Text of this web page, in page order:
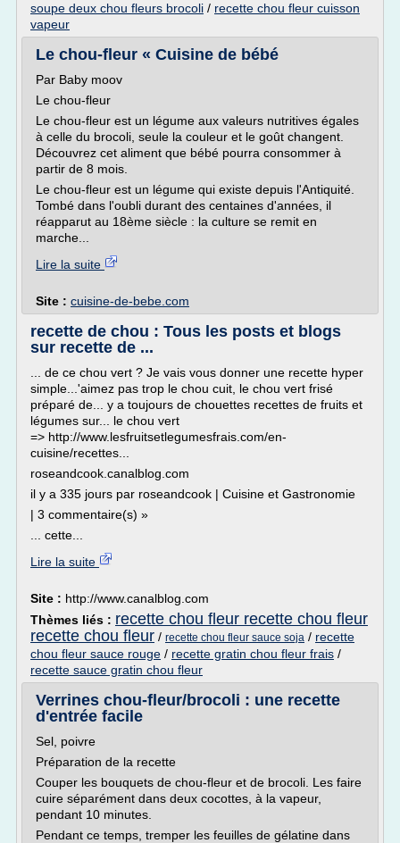
soupe deux chou fleurs brocoli / recette chou fleur cuisson
vapeur
Le chou-fleur « Cuisine de bébé
Par Baby moov
Le chou-fleur
Le chou-fleur est un légume aux valeurs nutritives égales
à celle du brocoli, seule la couleur et le goût changent.
Découvrez cet aliment que bébé pourra consommer à
partir de 8 mois.
Le chou-fleur est un légume qui existe depuis l'Antiquité.
Tombé dans l'oubli durant des centaines d'années, il
réapparut au 18ème siècle : la culture se remit en
marche...
Lire la suite
Site : cuisine-de-bebe.com
recette de chou : Tous les posts et blogs
sur recette de ...
... de ce chou vert ? Je vais vous donner une recette hyper
simple...'aimez pas trop le chou cuit, le chou vert frisé
préparé de... y a toujours de chouettes recettes de fruits et
légumes sur... le chou vert
=> http://www.lesfruitsetlegumesfrais.com/en-
cuisine/recettes...
roseandcook.canalblog.com
il y a 335 jours par roseandcook | Cuisine et Gastronomie
| 3 commentaire(s) »
... cette...
Lire la suite
Site : http://www.canalblog.com
Thèmes liés : recette chou fleur recette chou fleur
recette chou fleur / recette chou fleur sauce soja / recette
chou fleur sauce rouge / recette gratin chou fleur frais /
recette sauce gratin chou fleur
Verrines chou-fleur/brocoli : une recette
d'entrée facile
Sel, poivre
Préparation de la recette
Couper les bouquets de chou-fleur et de brocoli. Les faire
cuire séparément dans deux cocottes, à la vapeur,
pendant 10 minutes.
Pendant ce temps, tremper les feuilles de gélatine dans